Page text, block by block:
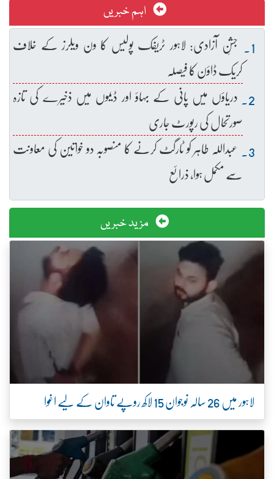
اہم خبریں
جشنِ آزادی: لاہور ٹریفک پولیس کا ون ویلرز کے خلاف
کریک ڈاؤن کا فیصلہ
دریاؤں میں پانی کے بہاؤ اور ڈیموں میں ذخیرے کی تازہ
صورتحال کی رپورٹ جاری
عبداللہ طاہر کو ٹارگٹ کرنے کا منصوبہ دو خواتین کی معاونت
سے مکمل ہوا، ذرائع
مزید خبریں
لاہور میں 26 سالہ نوجوان 15 لاکھ روپے تاوان کے لیے اغوا